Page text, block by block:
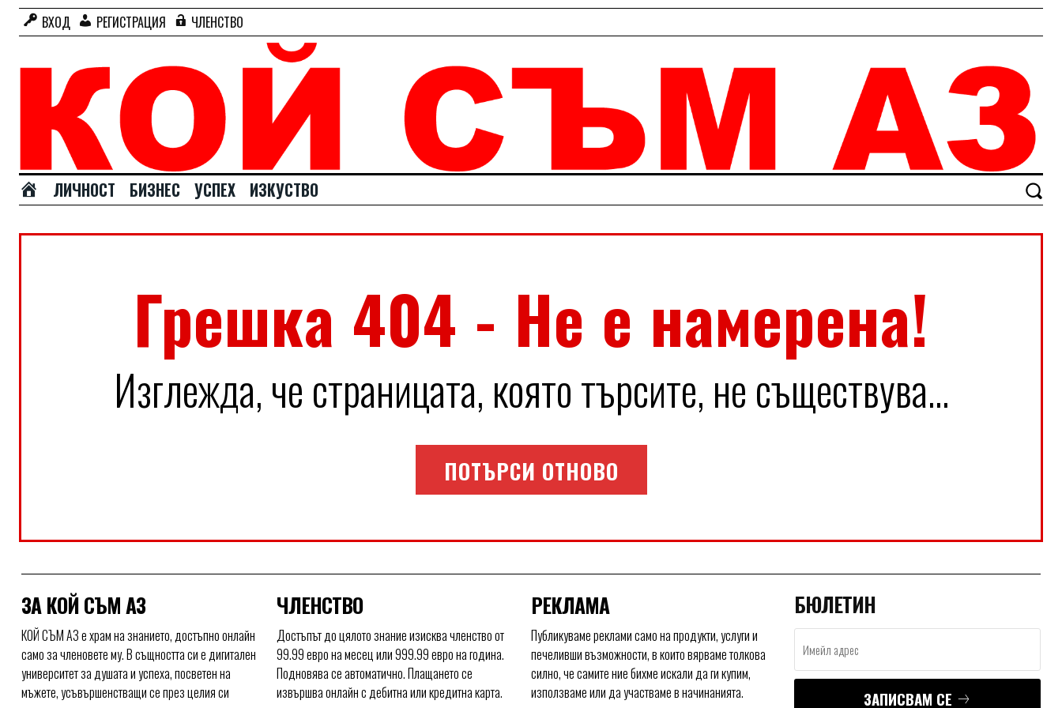
ВХОД РЕГИСТРАЦИЯ ЧЛЕНСТВО
А
ЛИЧНОСТ БИЗНЕС УСПЕХ ИЗКУСТВО
Грешка 404 - Не е намерена!
Изглежда, че страницата, която търсите, не съществува...
ПОТЪРСИ ОТНОВО
ЗА КОЙ СЪМ АЗ
КОЙ СЪМ АЗ е храм на знанието, достъпно онлайн
само за членовете му. В същността си е дигитален
университет за душата и успеха, посветен на
мъжете, усъвършенстващи се през целия си
ЧЛЕНСТВО
Достъпът до цялото знание изисква членство от
99.99 евро на месец или 999.99 евро на година.
Подновява се автоматично. Плащането се
извършва онлайн с дебитна или кредитна карта.
РЕКЛАМА
Публикуваме реклами само на продукти, услуги и
печеливши възможности, в които вярваме толкова
силно, че самите ние бихме искали да ги купим,
използваме или да участваме в начинанията.
БЮЛЕТИН
ЗАПИСВАМ СЕ